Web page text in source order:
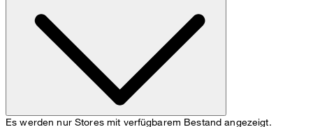
Es werden nur Stores mit verfügbarem Bestand angezeigt.